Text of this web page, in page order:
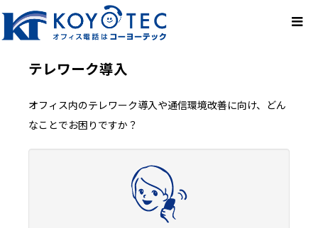
テレワーク導入
オフィス内のテレワーク導入や通信環境改善に向け、どん
なことでお困りですか？